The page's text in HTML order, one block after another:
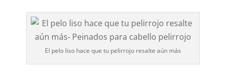
El pelo liso hace que tu pelirrojo resalte aún más